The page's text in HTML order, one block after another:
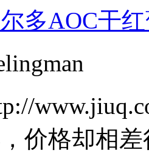
多AOC干
价格却相